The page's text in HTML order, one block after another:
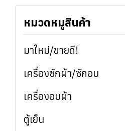
หมวดหมูสินค้า
มาใหม่/ขายดี!
เครื่องซักผ้า/ซักอบ
เครื่องซักผ้าฝาหน้า
ซักอบในเครื่องเดียว
เครื่องอบผ้า
ตู้เย็น